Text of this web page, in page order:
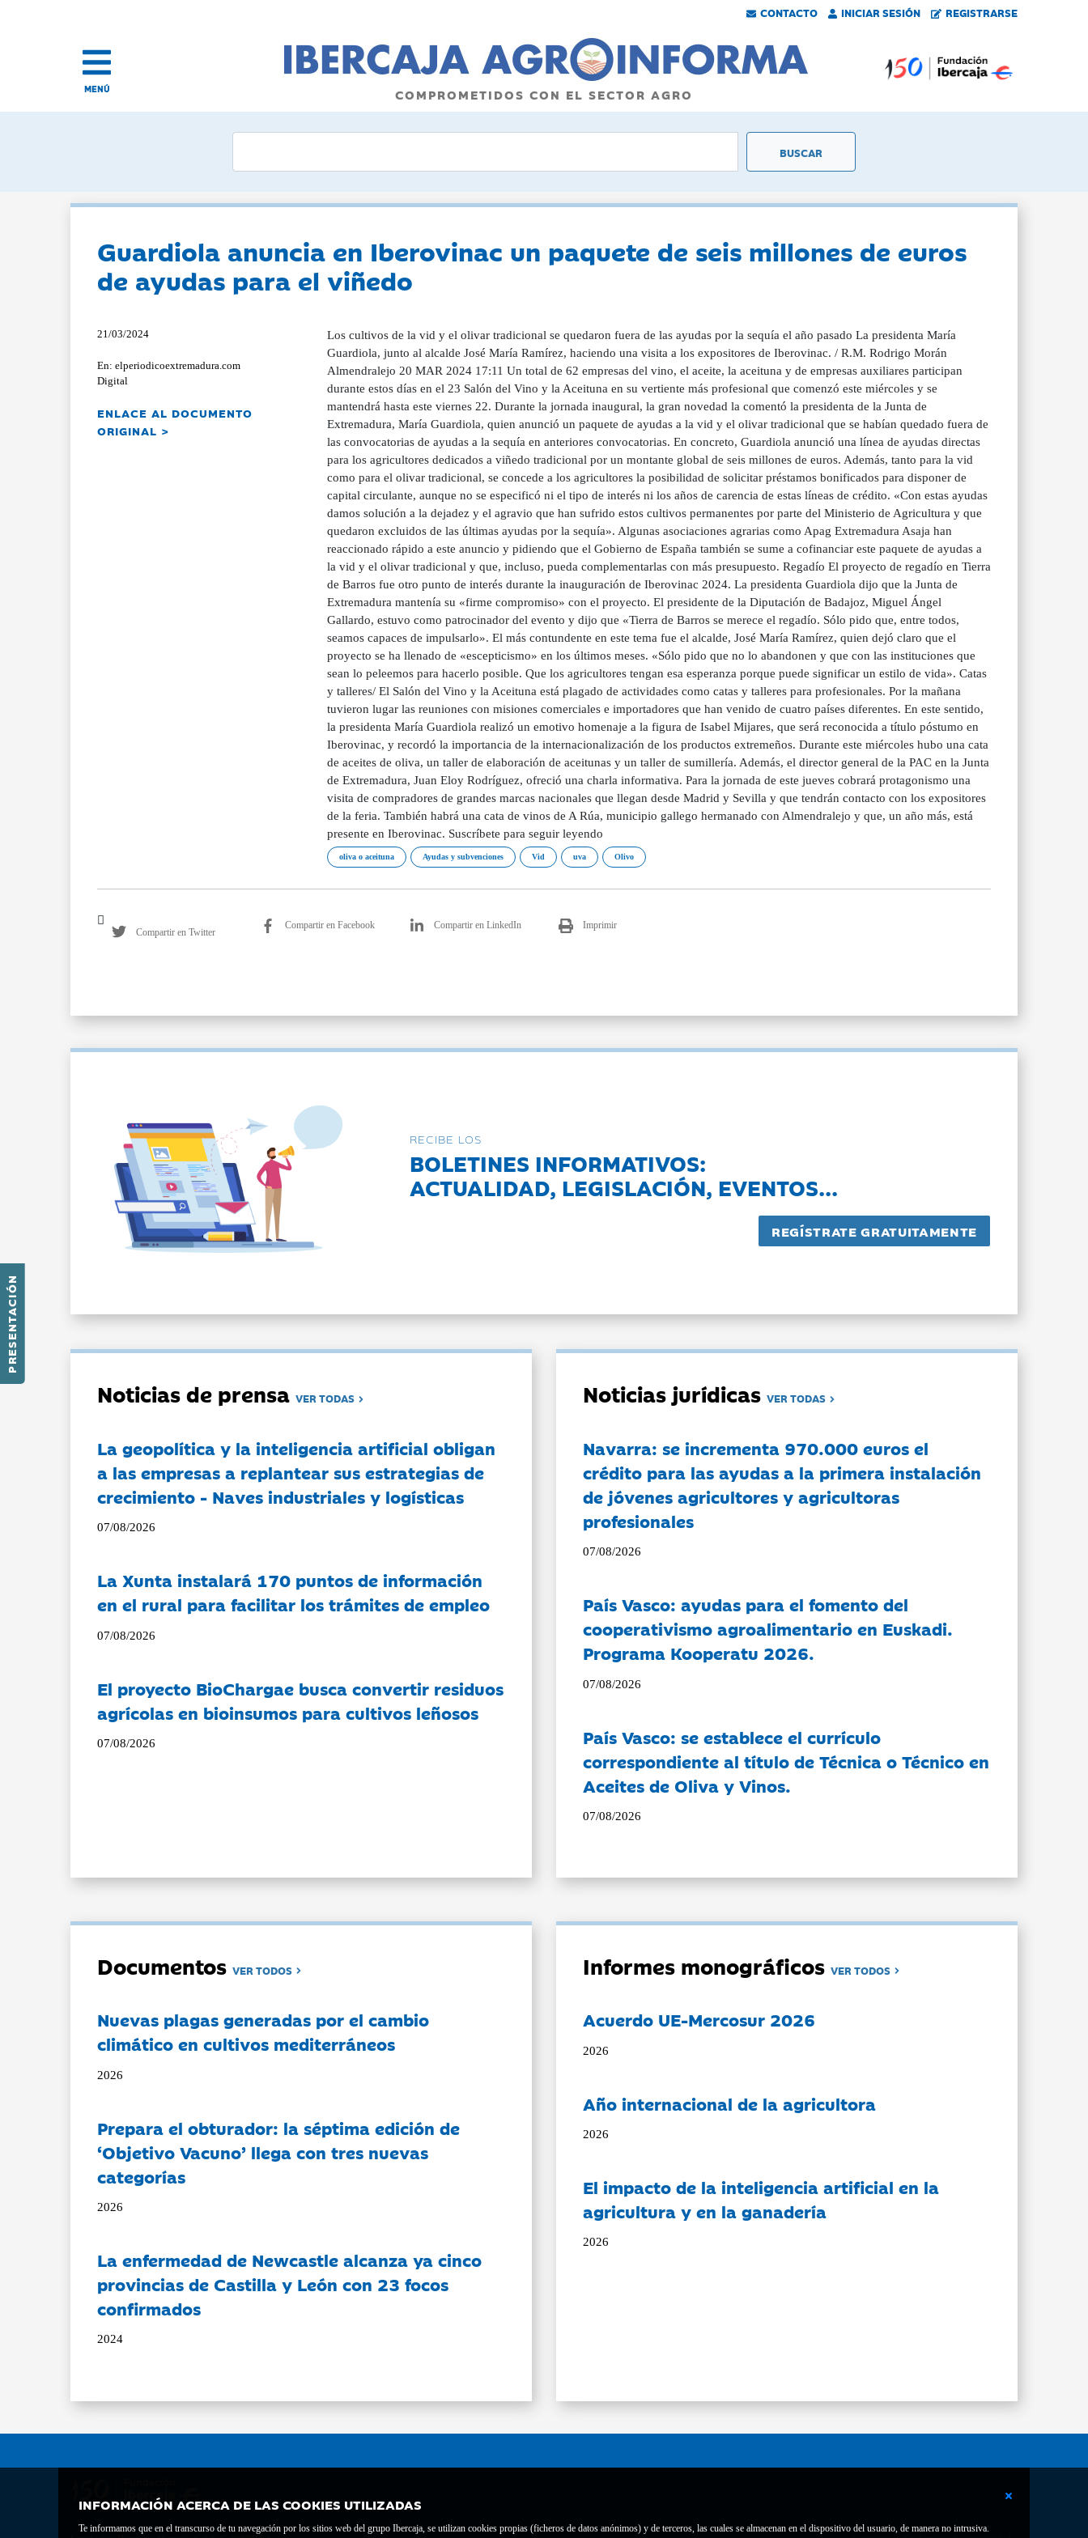
CONTACTO INICIAR SESIÓN REGISTRARSE
PRESENTACIÓN
MENÚ COMPROMETIDOS CON EL SECTOR AGRO
INFORMACIÓN ACERCA DE LAS COOKIES UTILIZADAS
Te informamos que en el transcurso de tu navegación por los sitios web del grupo Ibercaja, se utilizan cookies propias (ficheros de datos anónimos) y de terceros, las cuales se almacenan en el dispositivo del usuario, de manera no intrusiva.
Guardiola anuncia en Iberovinac un paquete de seis millones de euros
de ayudas para el viñedo
21/03/2024
En: elperiodicoextremadura.com
Digital
ENLACE AL DOCUMENTO
ORIGINAL >
Los cultivos de la vid y el olivar tradicional se quedaron fuera de las ayudas por la sequía el año pasado La presidenta María
Guardiola, junto al alcalde José María Ramírez, haciendo una visita a los expositores de Iberovinac. / R.M. Rodrigo Morán
Almendralejo 20 MAR 2024 17:11 Un total de 62 empresas del vino, el aceite, la aceituna y de empresas auxiliares participan
durante estos días en el 23 Salón del Vino y la Aceituna en su vertiente más profesional que comenzó este miércoles y se
mantendrá hasta este viernes 22. Durante la jornada inaugural, la gran novedad la comentó la presidenta de la Junta de
Extremadura, María Guardiola, quien anunció un paquete de ayudas a la vid y el olivar tradicional que se habían quedado fuera de
las convocatorias de ayudas a la sequía en anteriores convocatorias. En concreto, Guardiola anunció una línea de ayudas directas
para los agricultores dedicados a viñedo tradicional por un montante global de seis millones de euros. Además, tanto para la vid
como para el olivar tradicional, se concede a los agricultores la posibilidad de solicitar préstamos bonificados para disponer de
capital circulante, aunque no se especificó ni el tipo de interés ni los años de carencia de estas líneas de crédito. «Con estas ayudas
damos solución a la dejadez y el agravio que han sufrido estos cultivos permanentes por parte del Ministerio de Agricultura y que
quedaron excluidos de las últimas ayudas por la sequía». Algunas asociaciones agrarias como Apag Extremadura Asaja han
reaccionado rápido a este anuncio y pidiendo que el Gobierno de España también se sume a cofinanciar este paquete de ayudas a
la vid y el olivar tradicional y que, incluso, pueda complementarlas con más presupuesto. Regadío El proyecto de regadío en Tierra
de Barros fue otro punto de interés durante la inauguración de Iberovinac 2024. La presidenta Guardiola dijo que la Junta de
Extremadura mantenía su «firme compromiso» con el proyecto. El presidente de la Diputación de Badajoz, Miguel Ángel
Gallardo, estuvo como patrocinador del evento y dijo que «Tierra de Barros se merece el regadío. Sólo pido que, entre todos,
seamos capaces de impulsarlo». El más contundente en este tema fue el alcalde, José María Ramírez, quien dejó claro que el
proyecto se ha llenado de «escepticismo» en los últimos meses. «Sólo pido que no lo abandonen y que con las instituciones que
sean lo peleemos para hacerlo posible. Que los agricultores tengan esa esperanza porque puede significar un estilo de vida». Catas
y talleres/ El Salón del Vino y la Aceituna está plagado de actividades como catas y talleres para profesionales. Por la mañana
tuvieron lugar las reuniones con misiones comerciales e importadores que han venido de cuatro países diferentes. En este sentido,
la presidenta María Guardiola realizó un emotivo homenaje a la figura de Isabel Mijares, que será reconocida a título póstumo en
Iberovinac, y recordó la importancia de la internacionalización de los productos extremeños. Durante este miércoles hubo una cata
de aceites de oliva, un taller de elaboración de aceitunas y un taller de sumillería. Además, el director general de la PAC en la Junta
de Extremadura, Juan Eloy Rodríguez, ofreció una charla informativa. Para la jornada de este jueves cobrará protagonismo una
visita de compradores de grandes marcas nacionales que llegan desde Madrid y Sevilla y que tendrán contacto con los expositores
de la feria. También habrá una cata de vinos de A Rúa, municipio gallego hermanado con Almendralejo y que, un año más, está
presente en Iberovinac. Suscríbete para seguir leyendo
oliva o aceituna Ayudas y subvenciones Vid uva Olivo
Compartir en Twitter
Compartir en Facebook Compartir en LinkedIn Imprimir
RECIBE LOS
BOLETINES INFORMATIVOS:
ACTUALIDAD, LEGISLACIÓN, EVENTOS...
Noticias de prensaVER TODAS
La geopolítica y la inteligencia artificial obligan
a las empresas a replantear sus estrategias de
crecimiento - Naves industriales y logísticas
07/08/2026
La Xunta instalará 170 puntos de información
en el rural para facilitar los trámites de empleo
07/08/2026
El proyecto BioChargae busca convertir residuos
agrícolas en bioinsumos para cultivos leñosos
07/08/2026
Noticias jurídicasVER TODAS
Navarra: se incrementa 970.000 euros el
crédito para las ayudas a la primera instalación
de jóvenes agricultores y agricultoras
profesionales
07/08/2026
País Vasco: ayudas para el fomento del
cooperativismo agroalimentario en Euskadi.
Programa Kooperatu 2026.
07/08/2026
País Vasco: se establece el currículo
correspondiente al título de Técnica o Técnico en
Aceites de Oliva y Vinos.
07/08/2026
DocumentosVER TODOS
Nuevas plagas generadas por el cambio
climático en cultivos mediterráneos
2026
Prepara el obturador: la séptima edición de
‘Objetivo Vacuno’ llega con tres nuevas
categorías
2026
La enfermedad de Newcastle alcanza ya cinco
provincias de Castilla y León con 23 focos
confirmados
2024
Informes monográficosVER TODOS
Acuerdo UE-Mercosur 2026
2026
Año internacional de la agricultora
2026
El impacto de la inteligencia artificial en la
agricultura y en la ganadería
2026